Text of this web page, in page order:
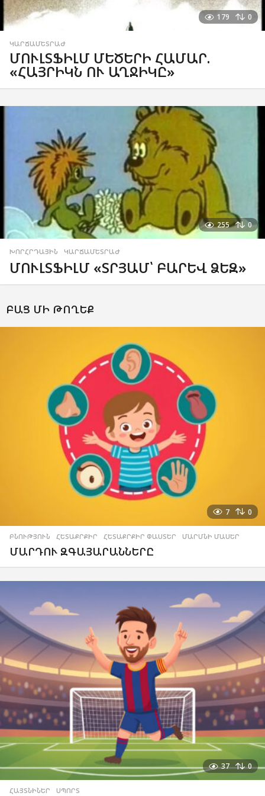
179 0
ԿԱՐՃԱՄԵՏՐԱԺ
ՄՈՒԼՏՖԻԼՄ ՄԵԾԵՐԻ ՀԱՄԱՐ.
«ՀԱՅՐԻԿՆ ՈՒ ԱՂՋԻԿԸ»
255 0
ԽՈՐՀՐԴԱՅԻՆ ,ԿԱՐՃԱՄԵՏՐԱԺ
ՄՈՒԼՏՖԻԼՄ «ՏՐՅԱՄ՝ ԲԱՐԵՎ ՁԵԶ»
ԲԱՑ ՄԻ ԹՈՂԵՔ
7 0
ԲՆՈՒԹՅՈՒՆ ,ՀԵՏԱՔՐՔԻՐ ,ՀԵՏԱՔՐՔԻՐ ՓԱՍՏԵՐ ,ՄԱՐՄՆԻ ՄԱՍԵՐ
ՄԱՐԴՈՒ ԶԳԱՅԱՐԱՆՆԵՐԸ
37 0
ՀԱՅՏՆԻՆԵՐ ,ՍՊՈՐՏ